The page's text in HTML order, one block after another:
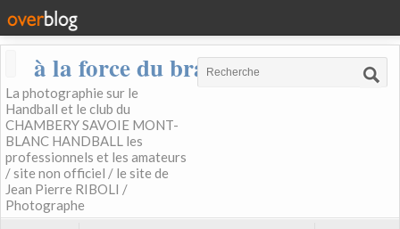
à la force du bras
La photographie sur le
Handball et le club du
CHAMBERY SAVOIE MONT-
BLANC HANDBALL les
professionnels et les amateurs
/ site non officiel / le site de
Jean Pierre RIBOLI /
Photographe